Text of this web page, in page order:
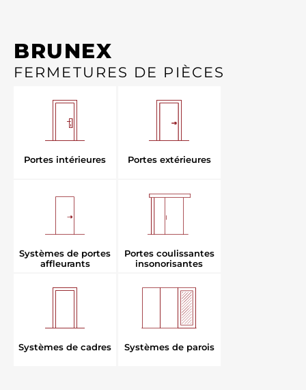
BRUNEX
FERMETURES DE PIÈCES
Portes intérieures Portes extérieures
Systèmes de portes
affleurants
Portes coulissantes
insonorisantes
Systèmes de cadres Systèmes de parois